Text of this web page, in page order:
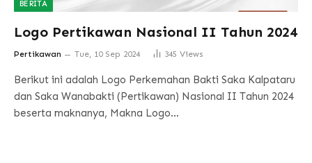
BERITA
Logo Pertikawan Nasional II Tahun 2024
Pertikawan Tue, 10 Sep 2024 345 Views
Berikut ini adalah Logo Perkemahan Bakti Saka Kalpataru
dan Saka Wanabakti (Pertikawan) Nasional II Tahun 2024
beserta maknanya, Makna Logo…